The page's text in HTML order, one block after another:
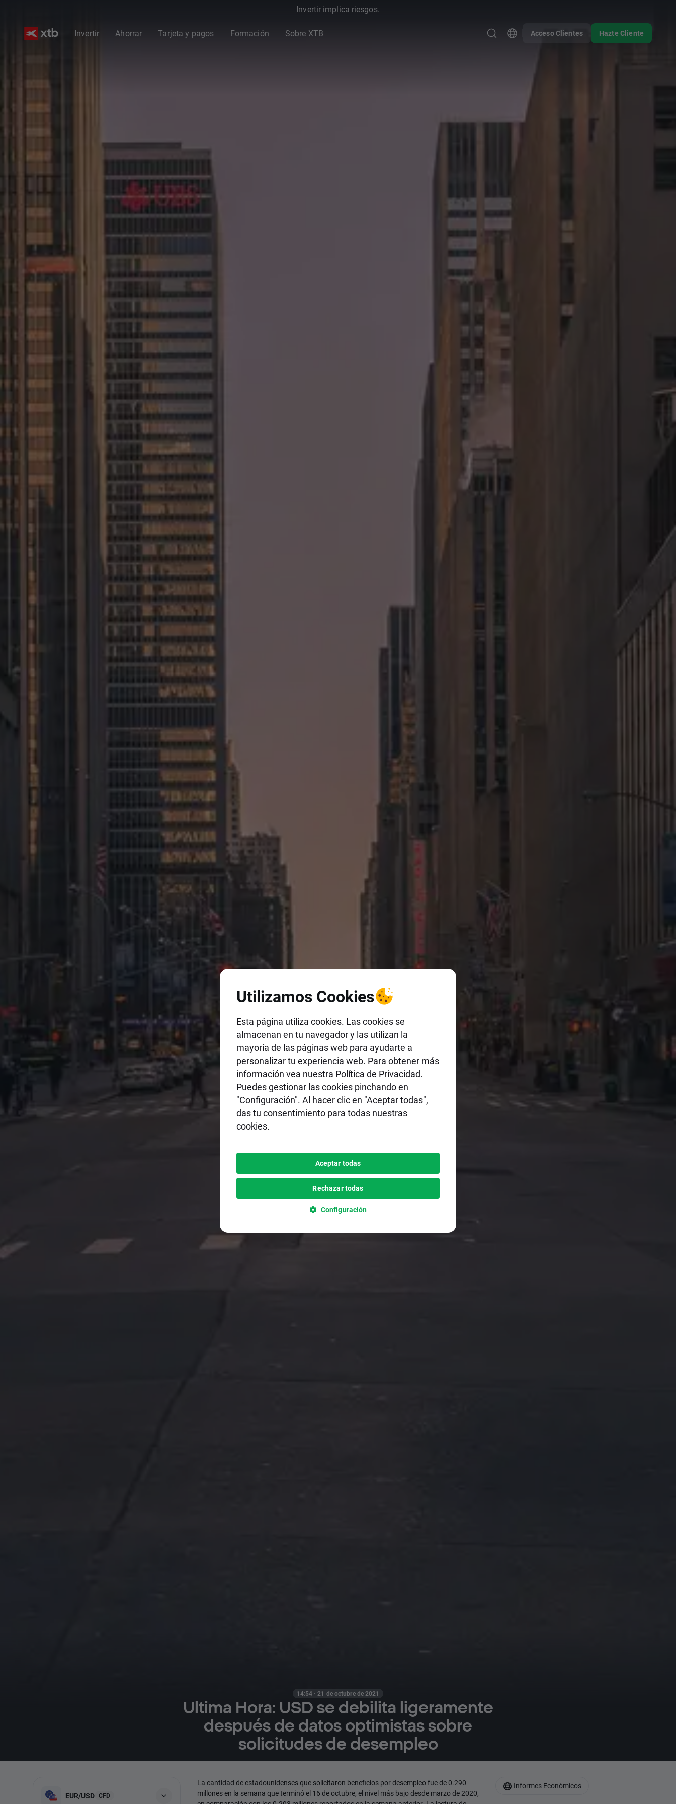
Invertir implica riesgos.
Invertir Ahorrar Tarjeta y pagos Formación Sobre XTB Acceso Clientes Hazte Cliente
14:54 · 21 de octubre de 2021
Ultima Hora: USD se debilita ligeramente
después de datos optimistas sobre
solicitudes de desempleo
EUR/USD CFD
La cantidad de estadounidenses que solicitaron beneficios por desempleo fue de 0.290
millones en la semana que terminó el 16 de octubre, el nivel más bajo desde marzo de 2020,
Informes Económicos
Utilizamos Cookies
Esta página utiliza cookies. Las cookies se
almacenan en tu navegador y las utilizan la
mayoría de las páginas web para ayudarte a
personalizar tu experiencia web. Para obtener más
información vea nuestra Política de Privacidad.
Puedes gestionar las cookies pinchando en
"Configuración". Al hacer clic en "Aceptar todas",
das tu consentimiento para todas nuestras
cookies.
Aceptar todas
Rechazar todas
Configuración